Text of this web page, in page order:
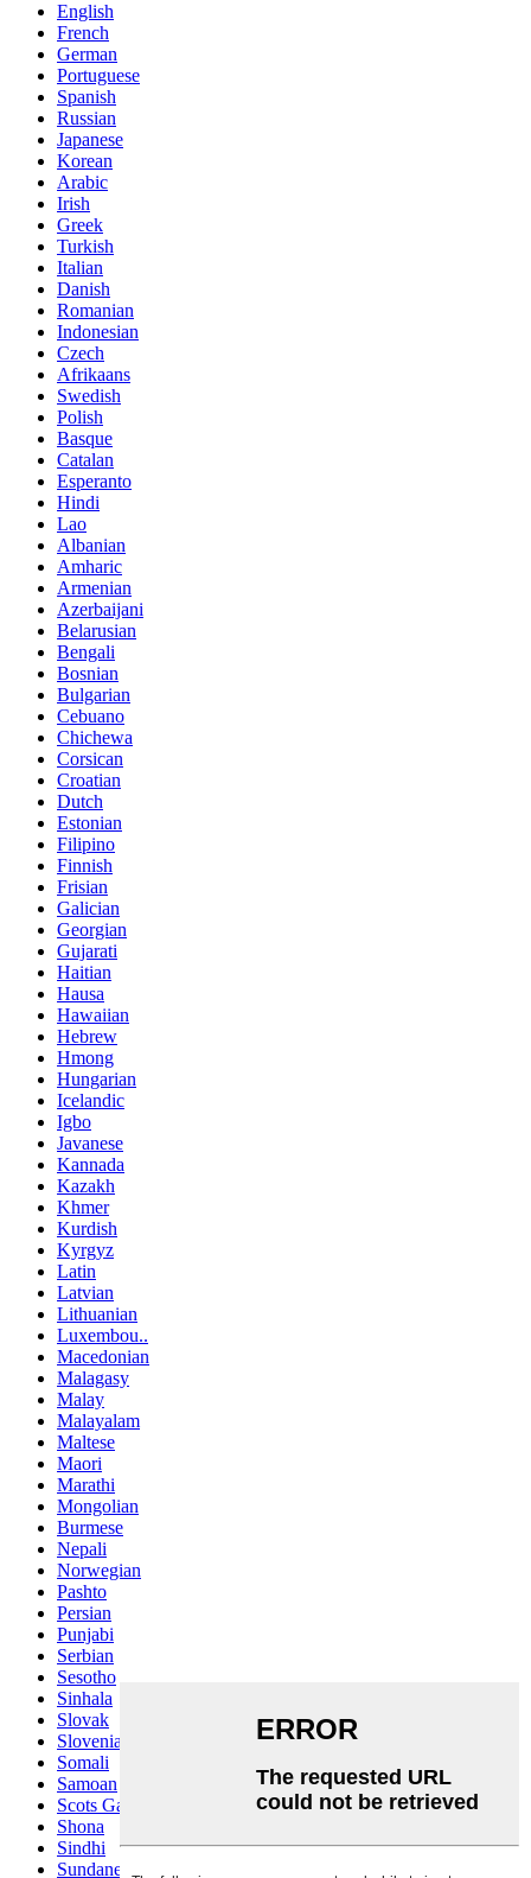
English
French
German
Portuguese
Spanish
Russian
Japanese
Korean
Arabic
Irish
Greek
Turkish
Italian
Danish
Romanian
Indonesian
Czech
Afrikaans
Swedish
Polish
Basque
Catalan
Esperanto
Hindi
Lao
Albanian
Amharic
Armenian
Azerbaijani
Belarusian
Bengali
Bosnian
Bulgarian
Cebuano
Chichewa
Corsican
Croatian
Dutch
Estonian
Filipino
Finnish
Frisian
Galician
Georgian
Gujarati
Haitian
Hausa
Hawaiian
Hebrew
Hmong
Hungarian
Icelandic
Igbo
Javanese
Kannada
Kazakh
Khmer
Kurdish
Kyrgyz
Latin
Latvian
Lithuanian
Luxembou..
Macedonian
Malagasy
Malay
Malayalam
Maltese
Maori
Marathi
Mongolian
Burmese
Nepali
Norwegian
Pashto
Persian
Punjabi
Serbian
Sesotho
Sinhala
Slovak
Slovenian
Somali
Samoan
Scots Gaelic
Shona
Sindhi
Sundanese